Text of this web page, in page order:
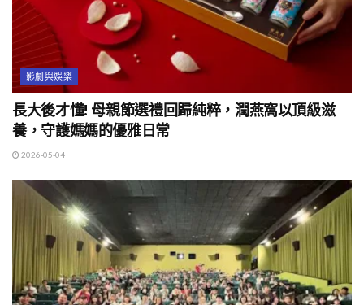
影劇與娛樂
長大後才懂! 母親節選禮回歸純粹，潤燕窩以頂級滋
養，守護媽媽的優雅日常
2026-05-04